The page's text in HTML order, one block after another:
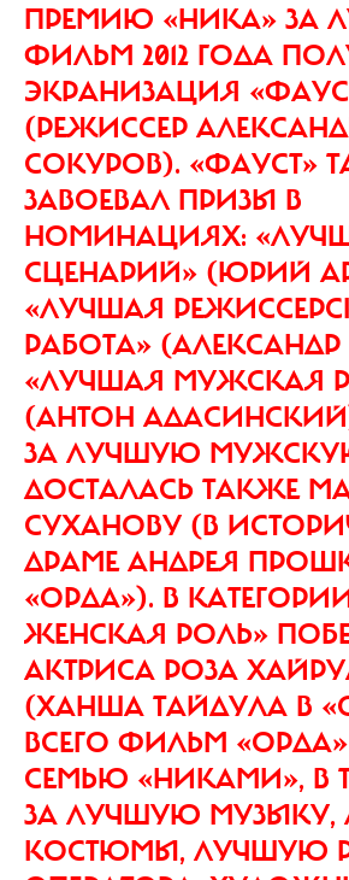
ПРЕМИЮ «НИКА» ЗА
ФИЛЬМ 2012 ГОДА
ЭКРАНИЗАЦИЯ
(РЕЖИССЕР
СОКУРОВ). «ФАУСТ»
ЗАВОЕВАЛ ПРИЗЫ В
НОМИНАЦИЯХ:
СЦЕНАРИЙ» (ЮРИЙ
«ЛУЧШАЯ
РАБОТА»
«ЛУЧШАЯ МУЖСКАЯ
(АНТОН
ЗА ЛУЧШУЮ
ДОСТАЛАСЬ ТАКЖЕ
СУХАНОВУ (В
ДРАМЕ АНДРЕЯ
«ОРДА»). В
ЖЕНСКАЯ РОЛЬ»
АКТРИСА РОЗА
(ХАНША ТАЙДУЛА В
ВСЕГО ФИЛЬМ
СЕМЬЮ «НИКАМИ», В
ЗА ЛУЧШУЮ МУЗЫКУ,
КОСТЮМЫ, ЛУЧШУЮ